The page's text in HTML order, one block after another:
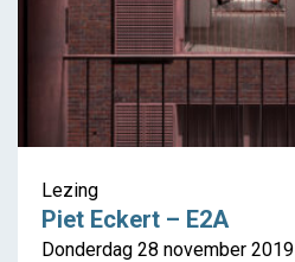
Lezing
Piet Eckert – E2A
Donderdag 28 november 2019